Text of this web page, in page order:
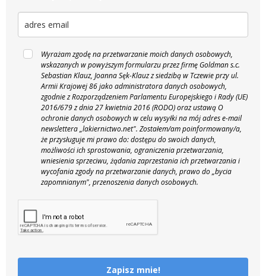
Wyrażam zgodę na przetwarzanie moich danych osobowych,
wskazanych w powyższym formularzu przez firmę Goldman s.c.
Sebastian Klauz, Joanna Sęk-Klauz z siedzibą w Tczewie przy ul.
Armii Krajowej 86 jako administratora danych osobowych,
zgodnie z Rozporządzeniem Parlamentu Europejskiego i Rady (UE)
2016/679 z dnia 27 kwietnia 2016 (RODO) oraz ustawą O
ochronie danych osobowych w celu wysyłki na mój adres e-mail
newslettera „lakiernictwo.net". Zostałem/am poinformowany/a,
że przysługuje mi prawo do: dostępu do swoich danych,
możliwości ich sprostowania, ograniczenia przetwarzania,
wniesienia sprzeciwu, żądania zaprzestania ich przetwarzania i
wycofania zgody na przetwarzanie danych, prawo do „bycia
zapomnianym", przenoszenia danych osobowych.
Zapisz mnie!